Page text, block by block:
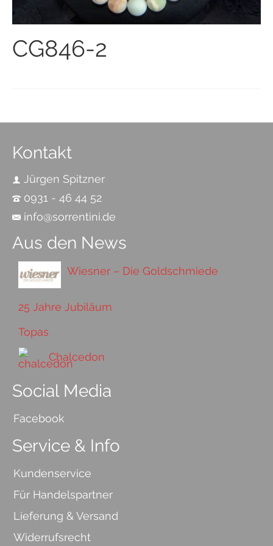
CG846-2
Kontakt
Jürgen Spitzner
0931 - 46 44 52
info@sorrentini.de
Aus den News
Wiesner – Die Goldschmiede
25 Jahre Jubiläum
Topas
Chalcedon
Social Media
Facebook
Service & Info
Kundenservice
Für Handelspartner
Lieferung & Versand
Widerrufsrecht